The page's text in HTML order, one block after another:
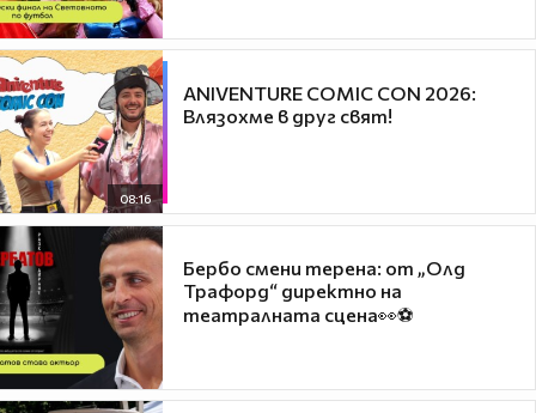
08:16
ANIVENTURE COMIC CON 2026:
Влязохме в друг свят!
Бербо смени терена: от „Олд
Трафорд“ директно на
театралната сцена👀⚽